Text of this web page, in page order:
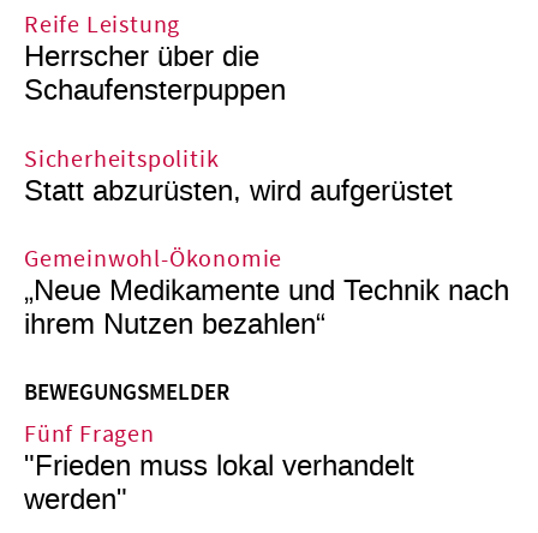
Reife Leistung
Herrscher über die
Schaufensterpuppen
Sicherheitspolitik
Statt abzurüsten, wird aufgerüstet
Gemeinwohl-Ökonomie
„Neue Medikamente und Technik nach
ihrem Nutzen bezahlen“
BEWEGUNGSMELDER
Fünf Fragen
"Frieden muss lokal verhandelt
werden"